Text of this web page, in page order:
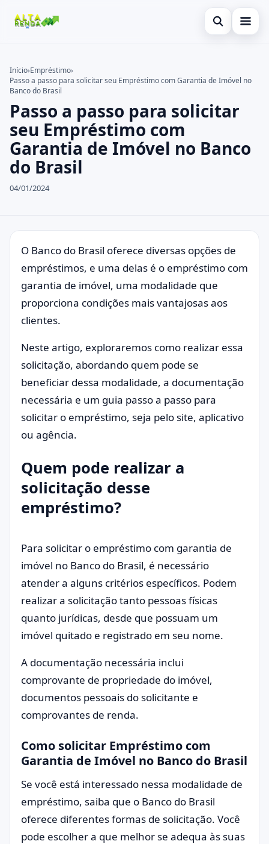
Abrir busca
Cartão de Crédito
Consignado
Conta Digital
Empréstimo
Finanças
Buscar no site
Buscar por:
Pressione Enter para buscar ou ESC para fechar.
Início›Empréstimo›
Passo a passo para solicitar seu Empréstimo com Garantia de Imóvel no
Banco do Brasil
Passo a passo para solicitar
seu Empréstimo com
Garantia de Imóvel no Banco
do Brasil
04/01/2024
O Banco do Brasil oferece diversas opções de
empréstimos, e uma delas é o empréstimo com
garantia de imóvel, uma modalidade que
proporciona condições mais vantajosas aos
clientes.
Neste artigo, exploraremos como realizar essa
solicitação, abordando quem pode se
beneficiar dessa modalidade, a documentação
necessária e um guia passo a passo para
solicitar o empréstimo, seja pelo site, aplicativo
ou agência.
Quem pode realizar a
solicitação desse
empréstimo?
Para solicitar o empréstimo com garantia de
imóvel no Banco do Brasil, é necessário
atender a alguns critérios específicos. Podem
realizar a solicitação tanto pessoas físicas
quanto jurídicas, desde que possuam um
imóvel quitado e registrado em seu nome.
A documentação necessária inclui
comprovante de propriedade do imóvel,
documentos pessoais do solicitante e
comprovantes de renda.
Como solicitar Empréstimo com
Garantia de Imóvel no Banco do Brasil
Se você está interessado nessa modalidade de
empréstimo, saiba que o Banco do Brasil
oferece diferentes formas de solicitação. Você
pode escolher a que melhor se adequa às suas